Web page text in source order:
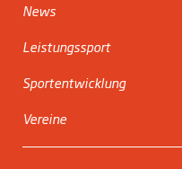
News
Leistungssport
Sportentwicklung
Vereine